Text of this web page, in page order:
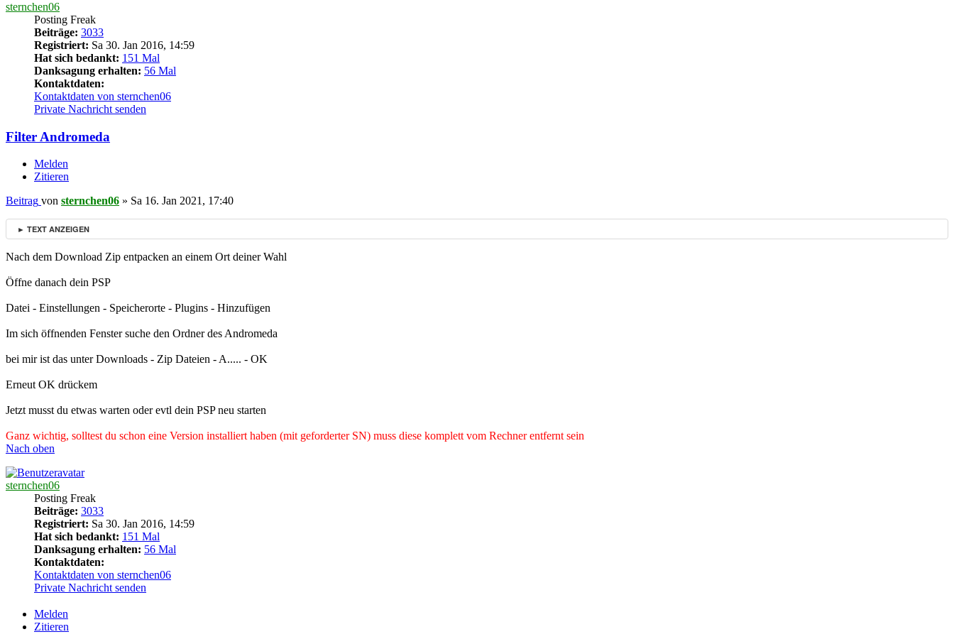
sternchen06
Posting Freak
Beiträge: 3033
Registriert: Sa 30. Jan 2016, 14:59
Hat sich bedankt: 151 Mal
Danksagung erhalten: 56 Mal
Kontaktdaten:
Kontaktdaten von sternchen06
Private Nachricht senden
Filter Andromeda
Melden
Zitieren
Beitrag von sternchen06 » Sa 16. Jan 2021, 17:40
► TEXT ANZEIGEN
Nach dem Download Zip entpacken an einem Ort deiner Wahl
Öffne danach dein PSP
Datei - Einstellungen - Speicherorte - Plugins - Hinzufügen
Im sich öffnenden Fenster suche den Ordner des Andromeda
bei mir ist das unter Downloads - Zip Dateien - A..... - OK
Erneut OK drückem
Jetzt musst du etwas warten oder evtl dein PSP neu starten
Ganz wichtig, solltest du schon eine Version installiert haben (mit geforderter SN) muss diese komplett vom Rechner entfernt sein
Nach oben
sternchen06
Posting Freak
Beiträge: 3033
Registriert: Sa 30. Jan 2016, 14:59
Hat sich bedankt: 151 Mal
Danksagung erhalten: 56 Mal
Kontaktdaten:
Kontaktdaten von sternchen06
Private Nachricht senden
Melden
Zitieren